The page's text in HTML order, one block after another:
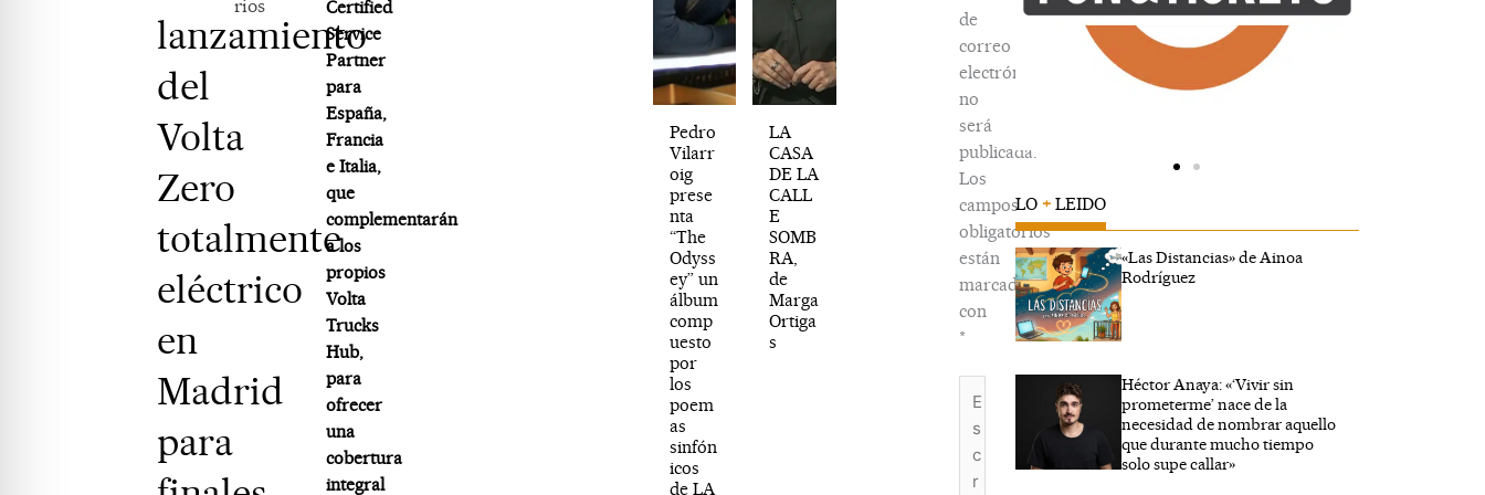
lanzamiento
del
Volta
Zero
totalmente
eléctrico
en
Madrid
para
rios
Certified
Service
Partner
para
España,
Francia
e Italia,
que
complementarán
a los
propios
Volta
Trucks
Hub,
para
ofrecer
una
cobertura
integral
Pedro
Vilarr
oig
prese
nta
“The
Odyss
ey” un
álbum
comp
uesto
por
los
poem
as
sinfón
icos
de LA
LA
CASA
DE LA
CALL
E
SOMB
RA,
de
Marga
Ortiga
s
de
correo
electrónico
no
será
publicada.
Los
campos
obligatorios
están
marcados
con
*
aquí...
LO +LEIDO
«Las Distancias» de Ainoa
Rodríguez
Héctor Anaya: «‘Vivir sin
prometerme’ nace de la
necesidad de nombrar aquello
que durante mucho tiempo
solo supe callar»